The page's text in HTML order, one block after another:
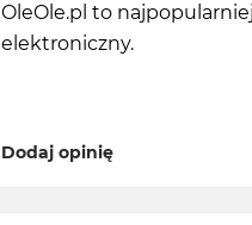
OleOle.pl to
elektroniczny.
Dodaj opinię